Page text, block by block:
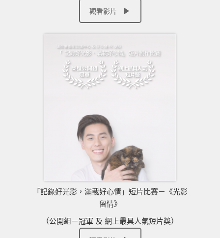
觀看影片
「記錄好光影，滿載好心情」短片比賽－《光影
留情》
（公開組－冠軍 及 網上最具人氣短片奬）